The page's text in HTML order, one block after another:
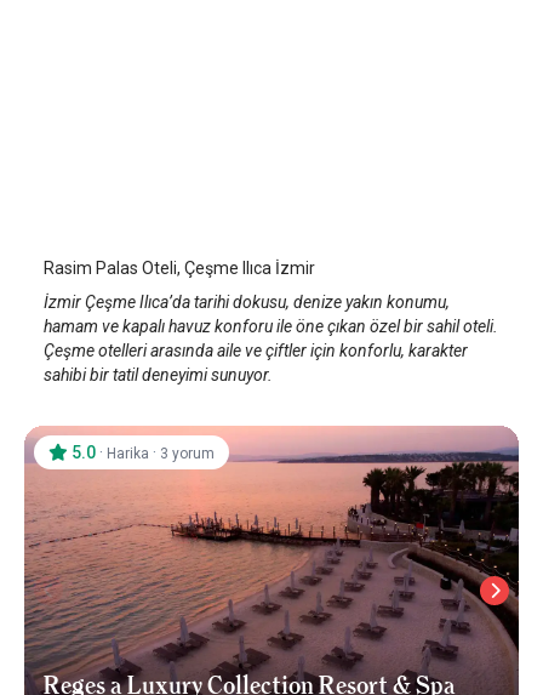
Rasim Palas Oteli, Çeşme Ilıca İzmir
İzmir Çeşme Ilıca’da tarihi dokusu, denize yakın konumu,
hamam ve kapalı havuz konforu ile öne çıkan özel bir sahil oteli.
Çeşme otelleri arasında aile ve çiftler için konforlu, karakter
sahibi bir tatil deneyimi sunuyor.
Reges a Luxury Collection Resort & Spa
5.0 · Harika · 3 yorum